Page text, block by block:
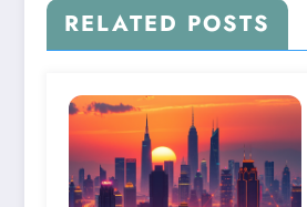
RELATED POSTS